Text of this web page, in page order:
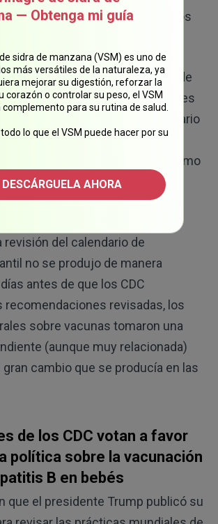
O'Neill, el director interino de los
cronograma revisado.
pruebas, firmé un memorando de
aceptaba las recomendaciones
Los datos respaldan un calendario
que proteja a los niños de las
más graves y, al mismo
claridad, el cumplimiento y la
señaló.
revisión del calendario de
no se produjo de manera
antes de que los CDC
recomendaciones revisadas, los
sobre vacunas tomaron una
(aunque muy relacionada)
gran cambio que se producía en las
de los CDC votan a favor
política sobre la vacunación
B en bebés
que el presidente Trump publicó su
— Obtenga mi guía
sidra de manzana (VSM) es uno de
más versátiles de la naturaleza, ya
mejorar su digestión, reforzar la
corazón o controlar su peso, el VSM
complemento para su rutina de salud.
todo lo que el VSM puede hacer por su
DESCÁRGUELA AHORA